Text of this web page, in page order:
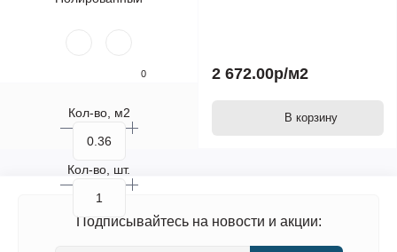
0
Кол-во, м2
Кол-во, шт.
2 672.00р/м2
В корзину
Подписывайтесь на новости и акции: